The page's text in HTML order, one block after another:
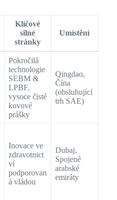
Klíčové
silné
stránky
Umístění
Pokročilá
technologie
SEBM &
LPBF,
vysoce čisté
kovové
prášky
Qingdao,
Čína
(obsluhující
trh SAE)
Inovace ve
zdravotnict
ví
podporovan
á vládou
Dubaj,
Spojené
arabské
emiráty